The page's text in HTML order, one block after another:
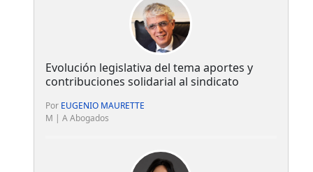
Evolución legislativa del tema aportes y
contribuciones solidarial al sindicato
Por EUGENIO MAURETTE
M | A Abogados